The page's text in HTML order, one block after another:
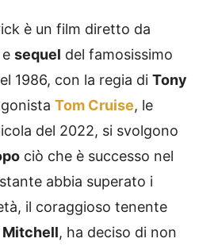
è un film diretto da
e sequel del famosissimo
1986, con la regia di Tony
Tom Cruise, le
del 2022, si svolgono
ciò che è successo nel
abbia superato i
il coraggioso tenente
Mitchell, ha deciso di non